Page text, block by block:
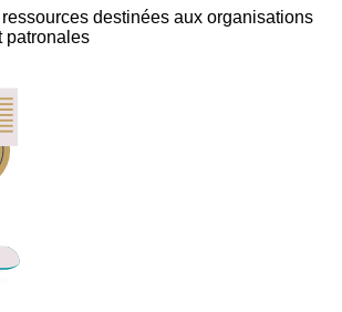
destinées aux organisations
patronales